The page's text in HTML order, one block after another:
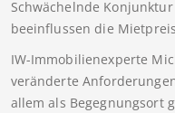
Schwächelnde
beeinflussen die
IW-Immobilienexperte
veränderte
allem als Begegnungsort